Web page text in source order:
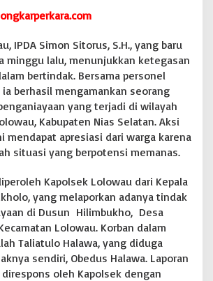
S
t
o
u
s
,
S
H
.
e
r
s
a
m
a
P
e
IPDA Simon Sitorus, S.H., yang baru
minggu lalu, menunjukkan ketegasan
bertindak. Bersama personel
berhasil mengamankan seorang
yang terjadi di wilayah
Kabupaten Nias Selatan. Aksi
mendapat apresiasi dari warga karena
situasi yang berpotensi memanas.
Kapolsek Lolowau dari Kepala
yang melaporkan adanya tindak
di Dusun Hilimbukho, Desa
Lolowau. Korban dalam
Taliatulo Halawa, yang diduga
sendiri, Obedus Halawa. Laporan
oleh Kapolsek dengan